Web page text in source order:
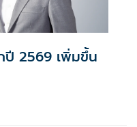
ปี 2569 เพิ่มขึ้น